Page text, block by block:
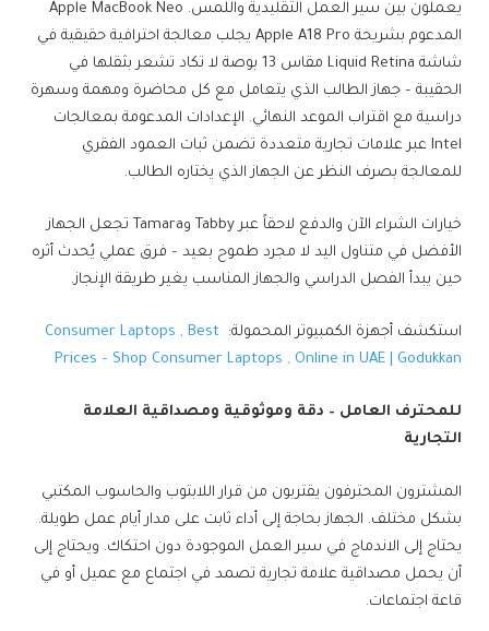
يعملون بين سير العمل التقليدية واللمس. Apple MacBook Neo
المدعوم بشريحة Apple A18 Pro يجلب معالجة احترافية حقيقية في
شاشة Liquid Retina مقاس 13 بوصة لا تكاد تشعر بثقلها في
الحقيبة – جهاز الطالب الذي يتعامل مع كل محاضرة ومهمة وسهرة
دراسية مع اقتراب الموعد النهائي. الإعدادات المدعومة بمعالجات
Intel عبر علامات تجارية متعددة تضمن ثبات العمود الفقري
للمعالجة بصرف النظر عن الجهاز الذي يختاره الطالب.
خيارات الشراء الآن والدفع لاحقاً عبر Tabby وTamara تجعل الجهاز
الأفضل في متناول اليد لا مجرد طموح بعيد – فرق عملي يُحدث أثره
حين يبدأ الفصل الدراسي والجهاز المناسب يغير طريقة الإنجاز.
استكشف أجهزة الكمبيوتر المحمولة: Consumer Laptops , Best
Prices – Shop Consumer Laptops , Online in UAE | Godukkan
للمحترف العامل – دقة وموثوقية ومصداقية العلامة
التجارية
المشترون المحترفون يقتربون من قرار اللابتوب والحاسوب المكتبي
بشكل مختلف. الجهاز بحاجة إلى أداء ثابت على مدار أيام عمل طويلة.
يحتاج إلى الاندماج في سير العمل الموجودة دون احتكاك. ويحتاج إلى
أن يحمل مصداقية علامة تجارية تصمد في اجتماع مع عميل أو في
قاعة اجتماعات.